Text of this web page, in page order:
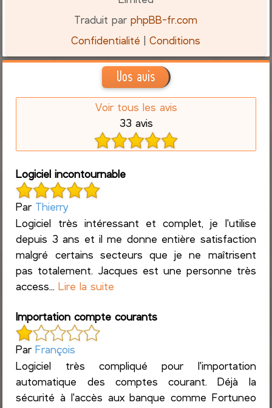
Traduit parphpBB-fr.com
Confidentialité |Conditions
Vos avis
Voir tous les avis
33 avis
Logiciel incontournable
Par Thierry
Logiciel très intéressant et complet, je l'utilise
depuis 3 ans et il me donne entière satisfaction
malgré certains secteurs que je ne maîtrisent
pas totalement. Jacques est une personne très
access...Lire la suite
Importation compte courants
ParFrançois
Logiciel très compliqué pour l'importation
automatique des comptes courant. Déjà la
sécurité à l'accès aux banque comme Fortuneo